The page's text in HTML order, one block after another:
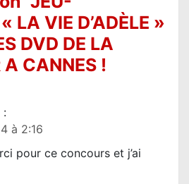
LA VIE D’ADÈLE »
DVD DE LA
A CANNES !
:
à 2:16
pour ce concours et j’ai